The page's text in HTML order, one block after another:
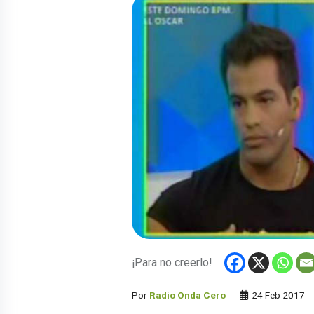
¡Para no creerlo!
Por Radio Onda Cero 24 Feb 2017